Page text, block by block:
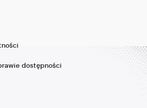
dostępności